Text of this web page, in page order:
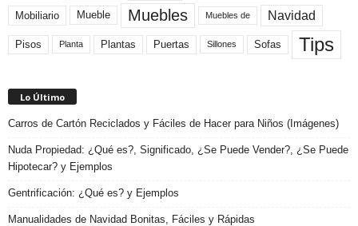
Mobiliario Mueble Muebles Muebles de Navidad
Pisos Planta Plantas Puertas Sillones Sofas Tips
Lo Último
Carros de Cartón Reciclados y Fáciles de Hacer para Niños (Imágenes)
Nuda Propiedad: ¿Qué es?, Significado, ¿Se Puede Vender?, ¿Se Puede
Hipotecar? y Ejemplos
Gentrificación: ¿Qué es? y Ejemplos
Manualidades de Navidad Bonitas, Fáciles y Rápidas